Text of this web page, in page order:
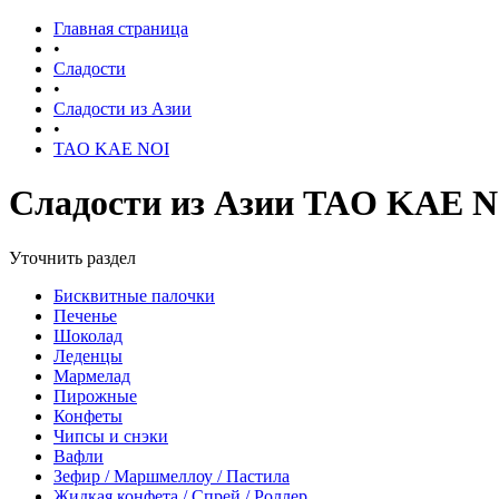
Главная страница
•
Сладости
•
Сладости из Азии
•
TAO KAE NOI
Сладости из Азии TAO KAE
Уточнить раздел
Бисквитные палочки
Печенье
Шоколад
Леденцы
Мармелад
Пирожные
Конфеты
Чипсы и снэки
Вафли
Зефир / Маршмеллоу / Пастила